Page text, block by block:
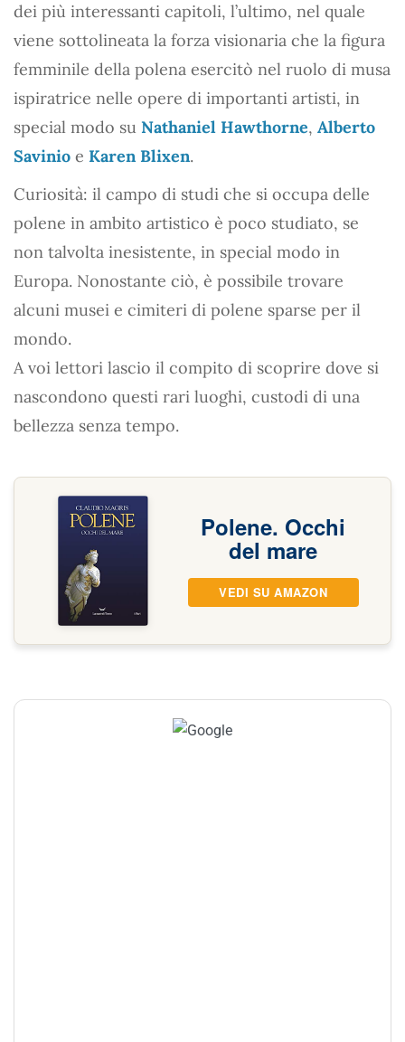
dei più interessanti capitoli, l’ultimo, nel quale
viene sottolineata la forza visionaria che la figura
femminile della polena esercitò nel ruolo di musa
ispiratrice nelle opere di importanti artisti, in
special modo su Nathaniel Hawthorne, Alberto
Savinio e Karen Blixen.
Curiosità: il campo di studi che si occupa delle
polene in ambito artistico è poco studiato, se
non talvolta inesistente, in special modo in
Europa. Nonostante ciò, è possibile trovare
alcuni musei e cimiteri di polene sparse per il
mondo.
A voi lettori lascio il compito di scoprire dove si
nascondono questi rari luoghi, custodi di una
bellezza senza tempo.
Polene. Occhi
del mare
VEDI SU AMAZON